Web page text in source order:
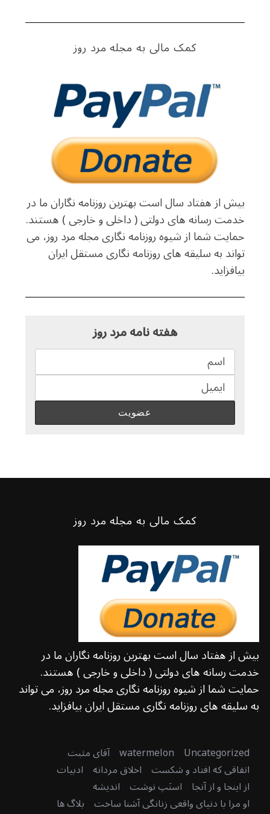
کمک مالی به مجله مرد روز
بیش از هفتاد سال است بهترین روزنامه نگاران ما در
خدمت رسانه های دولتی ( داخلی و خارجی ) هستند.
حمایت شما از شیوه روزنامه نگاری مجله مرد روز، می
تواند به سلیقه های روزنامه نگاری مستقل ایران
بیافزاید.
هفته نامه مرد روز
کمک مالی به مجله مرد روز
بیش از هفتاد سال است بهترین روزنامه نگاران ما در
خدمت رسانه های دولتی ( داخلی و خارجی ) هستند.
حمایت شما از شیوه روزنامه نگاری مجله مرد روز، می تواند
به سلیقه های روزنامه نگاری مستقل ایران بیافزاید.
Uncategorized
watermelon آقای مثبت
اتفاقی که افتاد و شکست اخلاق مردانه ادبیات
از اینجا و از آنجا اسنَپ نوشت اندیشه
او مرا با دنیای واقعی زنانگی آشنا ساخت بلاگ ها